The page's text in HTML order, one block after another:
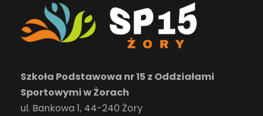
Szkoła Podstawowa nr 15 z Oddziałami
Sportowymi w Żorach
ul. Bankowa 1, 44-240 Żory